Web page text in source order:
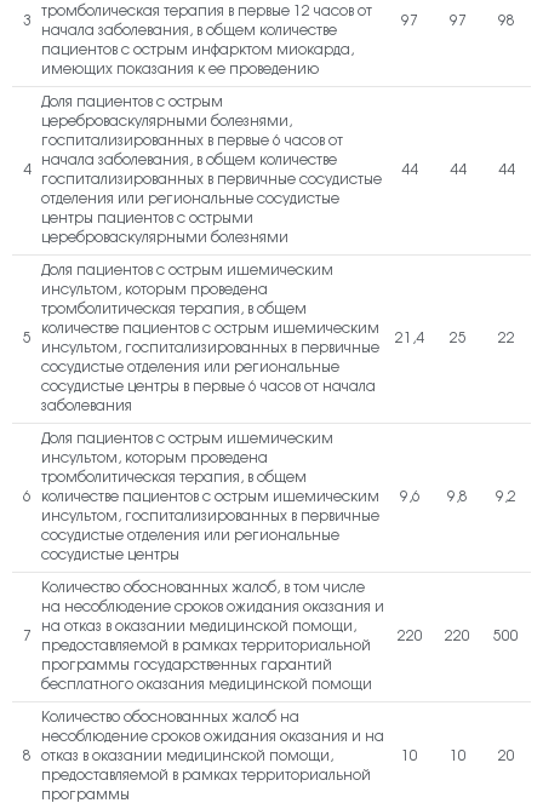
3
тромболическая терапия в первые 12 часов от
начала заболевания, в общем количестве
пациентов с острым инфарктом миокарда,
имеющих показания к ее проведению
97 97 98
4
Доля пациентов с острым
цереброваскулярными болезнями,
госпитализированных в первые 6 часов от
начала заболевания, в общем количестве
госпитализированных в первичные сосудистые
отделения или региональные сосудистые
центры пациентов с острыми
цереброваскулярными болезнями
44 44 44
5
Доля пациентов с острым ишемическим
инсультом, которым проведена
тромболитическая терапия, в общем
количестве пациентов с острым ишемическим
инсультом, госпитализированных в первичные
сосудистые отделения или региональные
сосудистые центры в первые 6 часов от начала
заболевания
21,4 25 22
6
Доля пациентов с острым ишемическим
инсультом, которым проведена
тромболитическая терапия, в общем
количестве пациентов с острым ишемическим
инсультом, госпитализированных в первичные
сосудистые отделения или региональные
сосудистые центры
9,6 9,8 9,2
7
Количество обоснованных жалоб, в том числе
на несоблюдение сроков ожидания оказания и
на отказ в оказании медицинской помощи,
предоставляемой в рамках территориальной
программы государственных гарантий
бесплатного оказания медицинской помощи
220 220 500
8
Количество обоснованных жалоб на
несоблюдение сроков ожидания оказания и на
отказ в оказании медицинской помощи,
предоставляемой в рамках территориальной
программы
10 10 20